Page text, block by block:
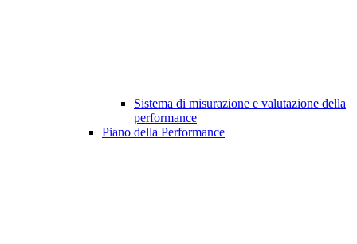
Sistema di misurazione e valutazione della
performance
Piano della Performance